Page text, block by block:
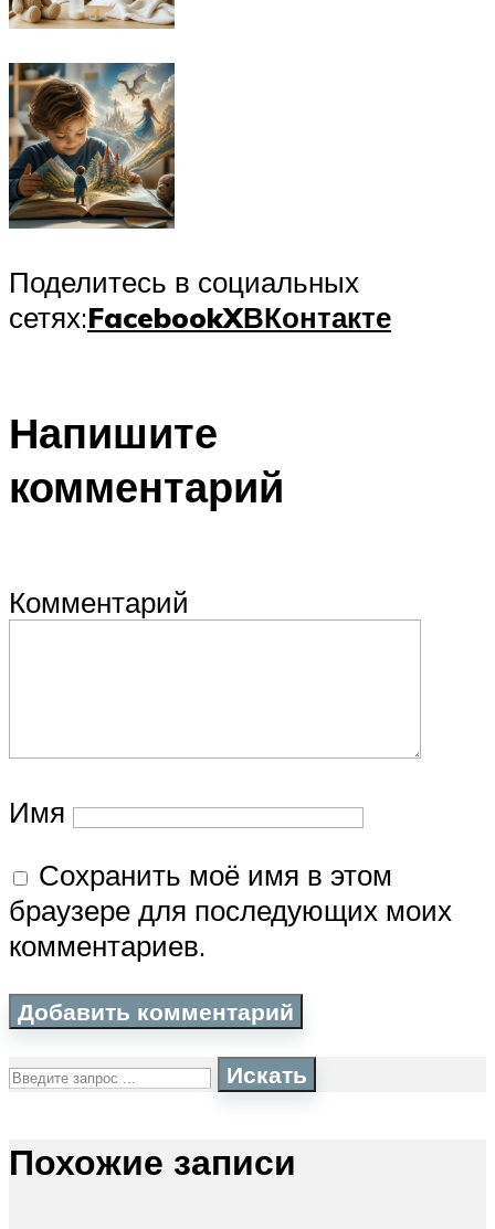
Поделитесь в социальных
сетях:FacebookXВКонтакте
Напишите
комментарий
Комментарий
Имя
Сохранить моё имя в этом
браузере для последующих моих
комментариев.
Искать
Похожие записи